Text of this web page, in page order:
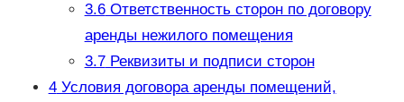
3.6Ответственность сторон по договору
аренды нежилого помещения
3.7Реквизиты и подписи сторон
4Условия договора аренды помещений,